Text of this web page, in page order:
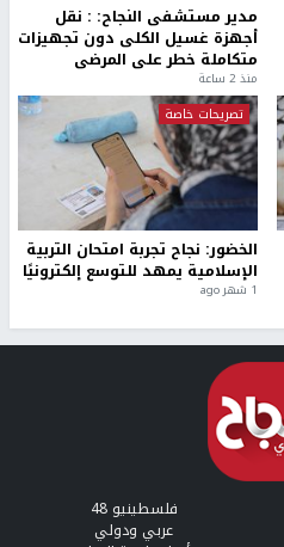
مدير مستشفى النجاح: : نقل
أجهزة غسيل الكلى دون تجهيزات
متكاملة خطر على المرضى
منذ 2 ساعة
تصريحات خاصة
الخضور: نجاح تجربة امتحان التربية
الإسلامية يمهد للتوسع إلكترونيًا
1 شهر ago
فلسطينيو 48
عربي ودولي